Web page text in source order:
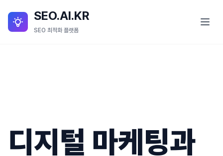
SEO.AI.KR
SEO 최적화 플랫폼
SEO.AI.KR 세부 기능
디지털 마케팅과